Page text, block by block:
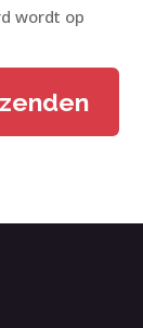
wordt op